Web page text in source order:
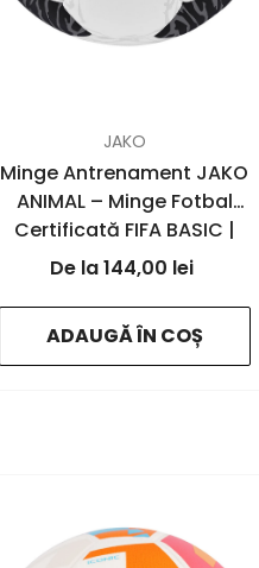
JAKO
Minge Antrenament JAKO
ANIMAL – Minge Fotbal
Certificată FIFA BASIC |
JAKO Romania
144,00 lei
ADAUGĂ ÎN COȘ